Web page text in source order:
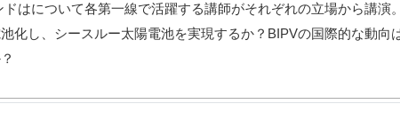
はについて各第一線で活躍する講師がそれぞれの立場から講演
化し、シースルー太陽電池を実現するか？BIPVの国際的な動向